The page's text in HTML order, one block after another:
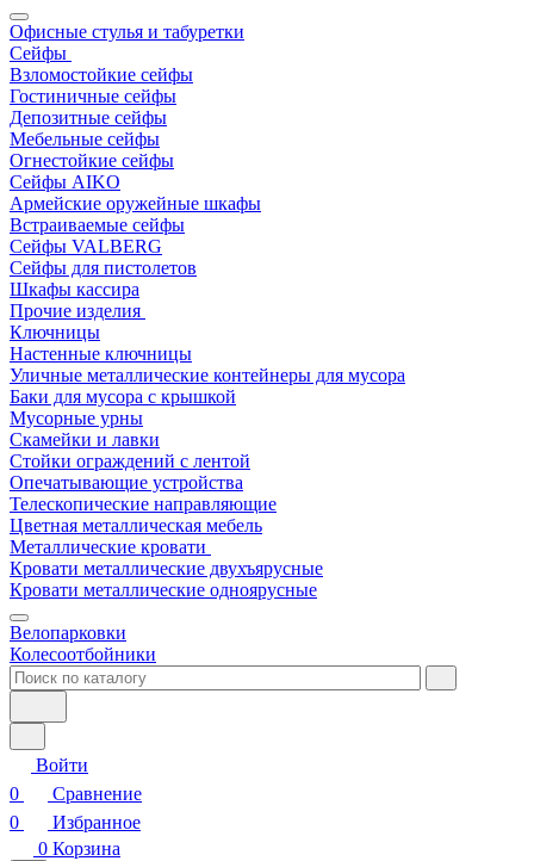
Офисные стулья и табуретки
Сейфы
Взломостойкие сейфы
Гостиничные сейфы
Депозитные сейфы
Мебельные сейфы
Огнестойкие сейфы
Сейфы AIKO
Армейские оружейные шкафы
Встраиваемые сейфы
Сейфы VALBERG
Сейфы для пистолетов
Шкафы кассира
Прочие изделия
Ключницы
Настенные ключницы
Уличные металлические контейнеры для мусора
Баки для мусора с крышкой
Мусорные урны
Скамейки и лавки
Стойки ограждений с лентой
Опечатывающие устройства
Телескопические направляющие
Цветная металлическая мебель
Металлические кровати
Кровати металлические двухъярусные
Кровати металлические одноярусные
Велопарковки
Колесоотбойники
Войти
0
Сравнение
0
Избранное
0 Корзина